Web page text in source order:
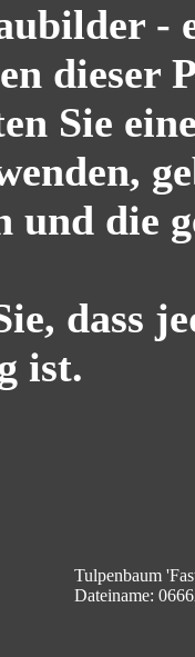
-
dieser
Sie
und die
dass
ist.
Tulpenbaum
Dateiname: